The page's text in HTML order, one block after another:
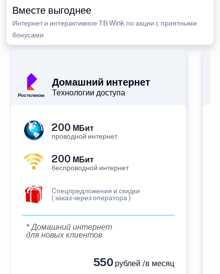
Вместе выгоднее
Интернет и интерактивное ТВ Wink по акции с приятными
бонусами
Домашний интернет
Технологии доступа
200 МБит
проводной интернет
200 МБит
беспроводной интернет
Cпецпредложения и скидки
( заказ через оператора )
* Домашний интернет
для новых клиентов
550 рублей /в месяц